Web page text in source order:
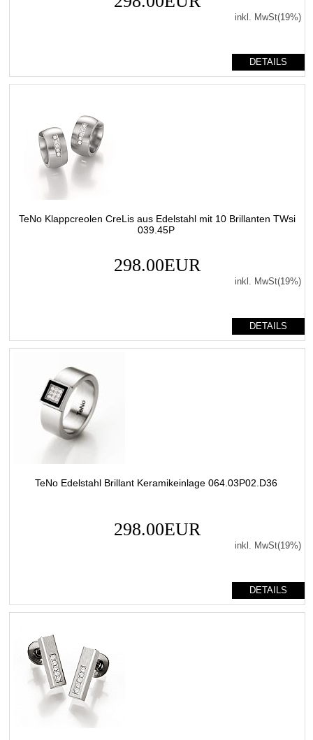
inkl. MwSt(19%)
DETAILS
TeNo Klappcreolen CreLis aus Edelstahl mit 10 Brillanten TWsi
039.45P
298.00EUR
inkl. MwSt(19%)
DETAILS
TeNo Edelstahl Brillant Keramikeinlage 064.03P02.D36
298.00EUR
inkl. MwSt(19%)
DETAILS